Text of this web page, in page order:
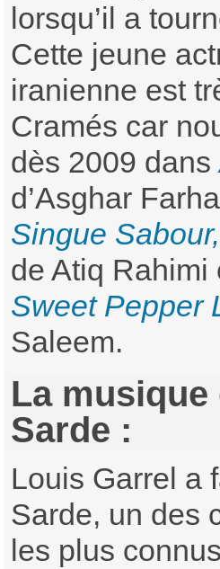
lorsqu’il a
Cette jeune
iranienne est
Cramés car
dès 2009 dans
d’Asghar
Singue
de Atiq
Sweet Pepper
Saleem.
La
Sarde :
Louis Garrel a
Sarde, un des
les plus